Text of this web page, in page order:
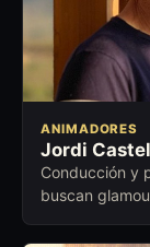
ANIMADORES
Jordi
Conducción y
buscan